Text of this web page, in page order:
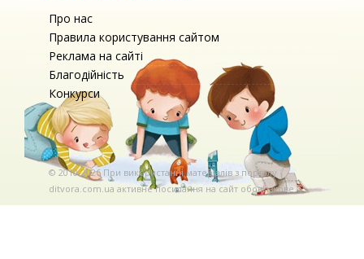
Про нас
Правила користування сайтом
Реклама на сайті
Благодійність
Конкурси
© 2010-2026 При використаннi матерiалiв з порталу
ditvora.com.ua активне посилання на сайт обов'язкове. .